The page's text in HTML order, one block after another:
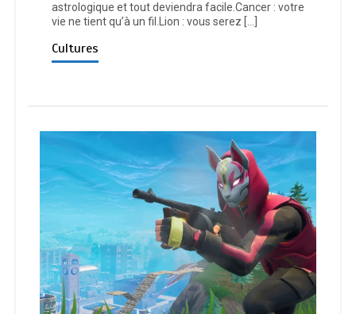
astrologique et tout deviendra facile.Cancer : votre
vie ne tient qu’à un fil.Lion : vous serez […]
Cultures